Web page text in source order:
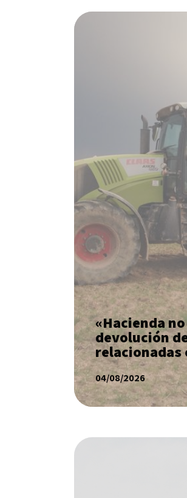
«Hacienda
devolución
relacionadas
04/08/2026
«Hacienda no
del IEH por
depósitos»
SABER MÁS